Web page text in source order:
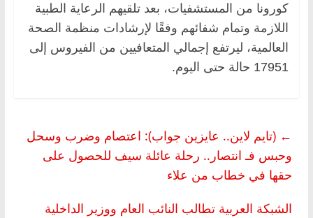
كورونا من المستشفيات، بعد تلقيهم الرعاية الطبية
اللازمة وتمام شفائهم وفقًا لإرشادات منظمة الصحة
العالمية، ليرتفع إجمالي المتعافيين من الفيروس إلى
17951 حالة حتى اليوم.
← (تايم لاين.. عايزين جواب): اعتصام وضرب وسحل
وحبس فـ انتصار.. رحلة عائلة سيف للحصول على
حقها في خطاب من علاء
الشبكة العربية تطالب النائب العام ووزير الداخلية